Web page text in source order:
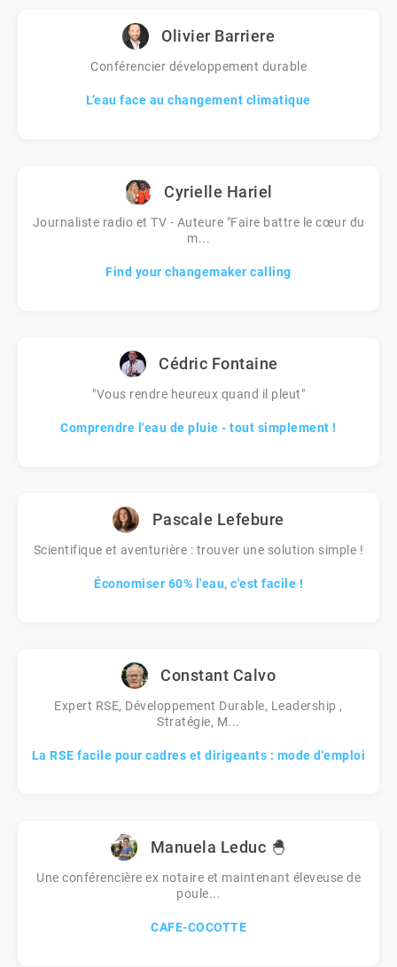
Olivier Barriere
Conférencier développement durable
L’eau face au changement climatique
Cyrielle Hariel
Journaliste radio et TV - Auteure "Faire battre le cœur du
m...
Find your changemaker calling
Cédric Fontaine
"Vous rendre heureux quand il pleut"
Comprendre l'eau de pluie - tout simplement !
Pascale Lefebure
Scientifique et aventurière : trouver une solution simple !
Économiser 60% l'eau, c'est facile !
Constant Calvo
Expert RSE, Développement Durable, Leadership ,
Stratégie, M...
La RSE facile pour cadres et dirigeants : mode d'emploi
Manuela Leduc 🐣
Une conférencière ex notaire et maintenant éleveuse de
poule...
CAFE-COCOTTE